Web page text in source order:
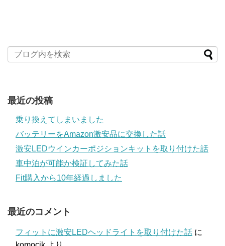
最近の投稿
乗り換えてしまいました
バッテリーをAmazon激安品に交換した話
激安LEDウインカーポジションキットを取り付けた話
車中泊が可能か検証してみた話
Fit購入から10年経過しました
最近のコメント
フィットに激安LEDヘッドライトを取り付けた話 に